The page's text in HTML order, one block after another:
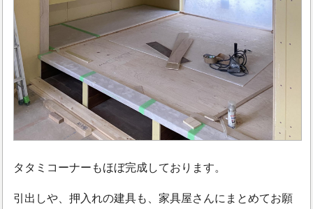
タタミコーナーもほぼ完成しております。
引出しや、押入れの建具も、家具屋さんにまとめてお願